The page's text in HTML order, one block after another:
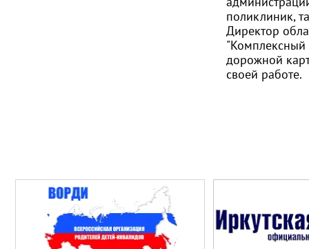
поликлиник,
Директор
"Комплексный
дорожной
своей работе.